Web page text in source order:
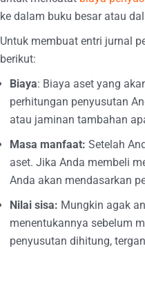
ke dalam buku besar atau
Untuk membuat entri jurnal
berikut:
Biaya: Biaya aset yang
perhitungan penyusutan
atau jaminan tambahan
Masa manfaat: Setelah
aset. Jika Anda membeli
Anda akan mendasarkan
Nilai sisa: Mungkin agak
menentukannya sebelum
penyusutan dihitung,